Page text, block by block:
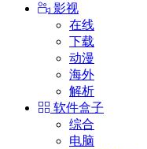
影视
在线
下载
动漫
海外
解析
软件盒子
综合
电脑